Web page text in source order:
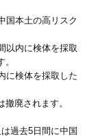
国本土の高リスク
以内に検体を採取
に検体を採取した
廃されます。
過去5日間に中国